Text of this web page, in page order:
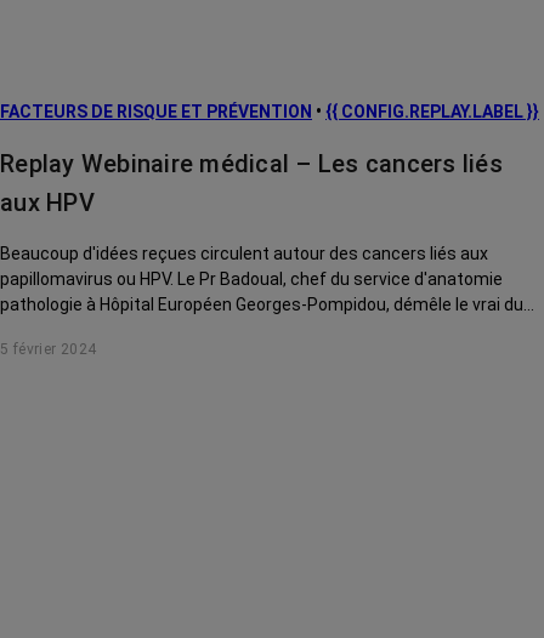
FACTEURS DE RISQUE ET PRÉVENTION • {{ CONFIG.REPLAY.LABEL }}
Replay Webinaire médical – Les cancers liés
aux HPV
Beaucoup d'idées reçues circulent autour des cancers liés aux
papillomavirus ou HPV. Le Pr Badoual, chef du service d'anatomie
pathologie à Hôpital Européen Georges-Pompidou, démêle le vrai du
5 février 2024